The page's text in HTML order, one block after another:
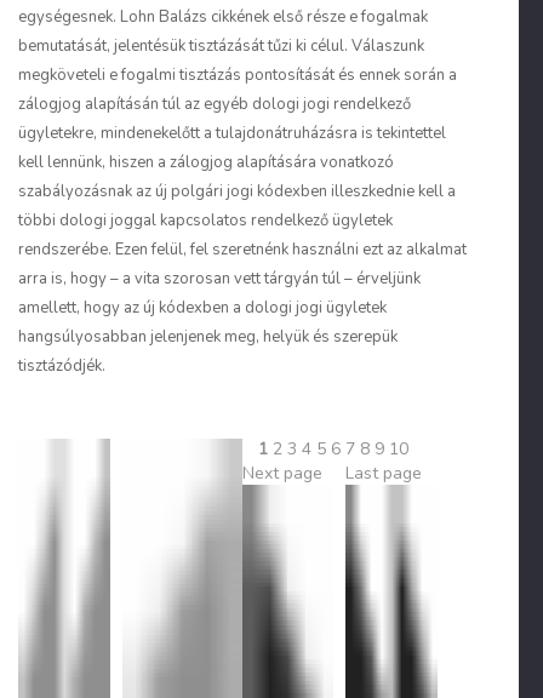
egységesnek. Lohn Balázs cikkének első része e fogalmak
bemutatását, jelentésük tisztázását tűzi ki célul. Válaszunk
megköveteli e fogalmi tisztázás pontosítását és ennek során a
zálogjog alapításán túl az egyéb dologi jogi rendelkező
ügyletekre, mindenekelőtt a tulajdonátruházásra is tekintettel
kell lennünk, hiszen a zálogjog alapítására vonatkozó
szabályozásnak az új polgári jogi kódexben illeszkednie kell a
többi dologi joggal kapcsolatos rendelkező ügyletek
rendszerébe. Ezen felül, fel szeretnénk használni ezt az alkalmat
arra is, hogy – a vita szorosan vett tárgyán túl – érveljünk
amellett, hogy az új kódexben a dologi jogi ügyletek
hangsúlyosabban jelenjenek meg, helyük és szerepük
tisztázódjék.
1 2 3 4 5 6 7 8 9 10
Next page
Last page